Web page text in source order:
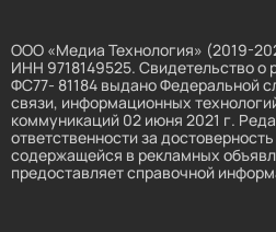
ООО «Медиа Технология» (2019-
ИНН 9718149525. Свидетельство
ФС77- 81184 выдано Федеральной
связи, информационных
коммуникаций 02 июня 2021 г.
ответственности за
содержащейся в рекламных
предоставляет справочной